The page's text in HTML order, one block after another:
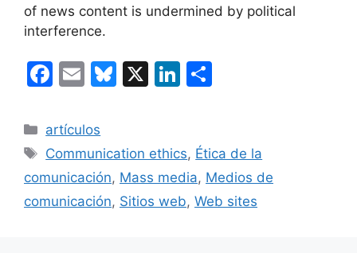
of news content is undermined by political
interference.
F
c
e
b
o
E
ai
l
Bl
s
k
y
X
Li
e
dI
n
p
ar
tir
Categorías
artículos
Etiquetas
Communication ethics, Ética de la
comunicación, Mass media, Medios de
comunicación, Sitios web, Web sites